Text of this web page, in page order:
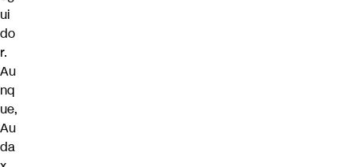
ui
do
r.
Au
nq
ue,
Au
da